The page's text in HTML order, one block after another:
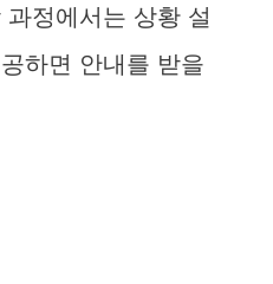
정에서는 상황 설
하면 안내를 받을